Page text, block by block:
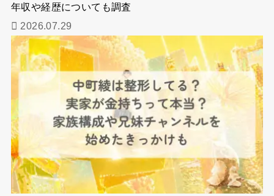
年収や経歴についても調査
2026.07.29